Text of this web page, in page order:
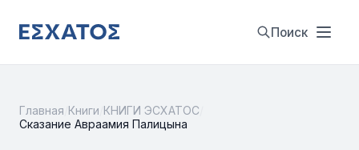
Поиск
Главная Книги КНИГИ ЭСХАТОС
Сказание Авраамия Палицына